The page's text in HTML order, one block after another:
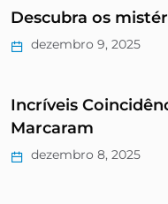
Descubra os
dezembro 9, 2025
Incríveis
Marcaram
dezembro 8, 2025